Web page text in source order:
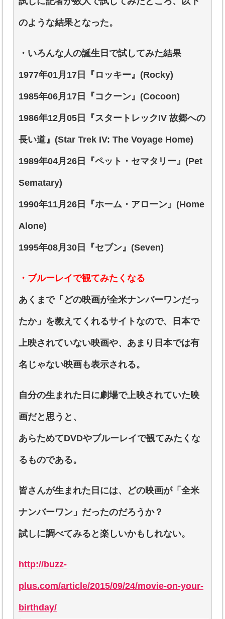
のような結果となった。
・いろんな人の誕生日で試してみた結果
1977年01月17日『ロッキー』(Rocky)
1985年06月17日『コクーン』(Cocoon)
1986年12月05日『スタートレックIV 故郷への
長い道』(Star Trek IV: The Voyage Home)
1989年04月26日『ペット・セマタリー』(Pet
Sematary)
1990年11月26日『ホーム・アローン』(Home
Alone)
1995年08月30日『セブン』(Seven)
・ブルーレイで観てみたくなる
あくまで「どの映画が全米ナンバーワンだっ
たか」を教えてくれるサイトなので、日本で
上映されていない映画や、あまり日本では有
名じゃない映画も表示される。
自分の生まれた日に劇場で上映されていた映
画だと思うと、
あらためてDVDやブルーレイで観てみたくな
るものである。
皆さんが生まれた日には、どの映画が「全米
ナンバーワン」だったのだろうか？
試しに調べてみると楽しいかもしれない。
http://buzz-
plus.com/article/2015/09/24/movie-on-your-
birthday/